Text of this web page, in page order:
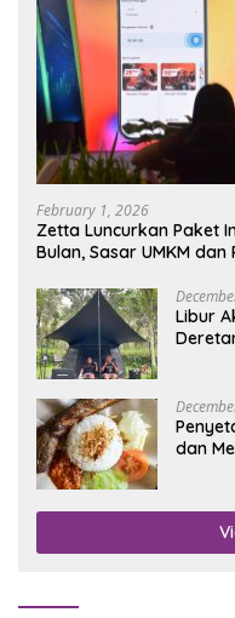
February 1, 2026
Zetta Luncurkan Paket
Bulan, Sasar UMKM
Libur
dan